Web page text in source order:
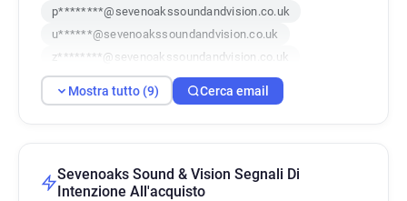
p********@sevenoakssoundandvision.co.uk
u******@sevenoakssoundandvision.co.uk
z********@sevenoakssoundandvision.co.uk
z********@sevenoakssoundandvision.co.uk
r**********@sevenoakssoundandvision.co.uk
s*********@sevenoakssoundandvision.co.uk
Mostra tutto (9) Cerca email
Sevenoaks Sound & Vision Segnali Di
Intenzione All'acquisto